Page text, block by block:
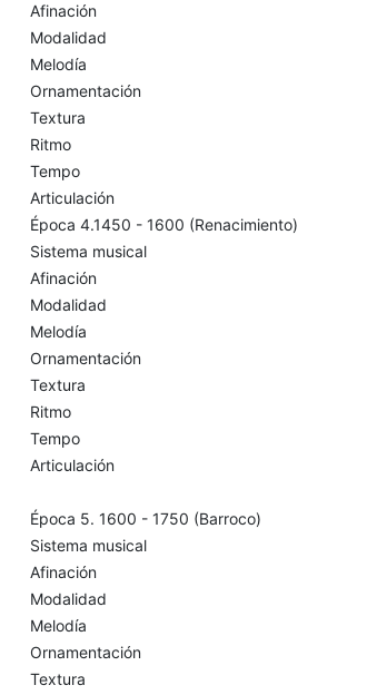
Afinación
Modalidad
Melodía
Ornamentación
Textura
Ritmo
Tempo
Articulación
Época 4.1450 - 1600 (Renacimiento)
Sistema musical
Afinación
Modalidad
Melodía
Ornamentación
Textura
Ritmo
Tempo
Articulación
Época 5. 1600 - 1750 (Barroco)
Sistema musical
Afinación
Modalidad
Melodía
Ornamentación
Textura